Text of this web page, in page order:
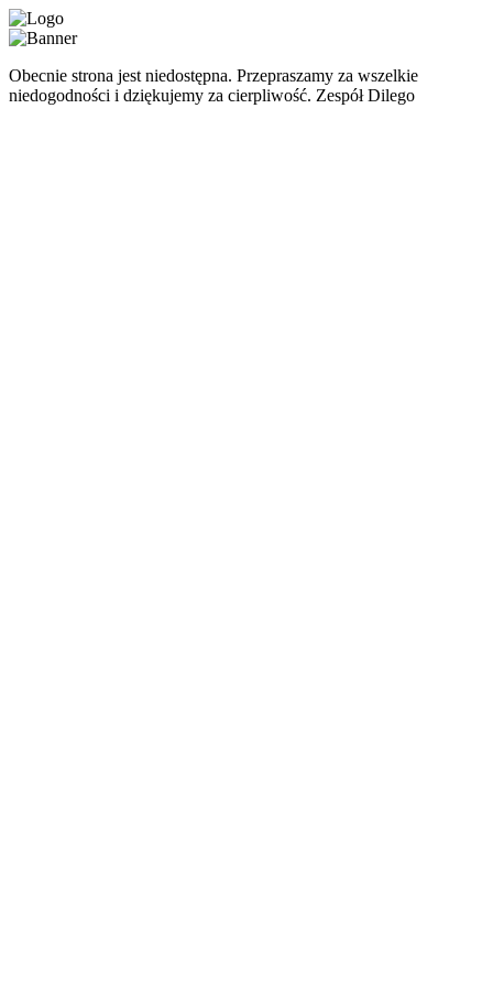
Obecnie strona jest niedostępna. Przepraszamy za wszelkie
niedogodności i dziękujemy za cierpliwość. Zespół Dilego